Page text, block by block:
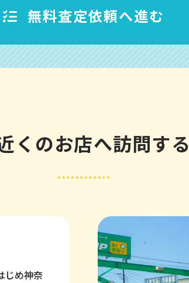
無料査定依頼へ進む
くのお店へ訪問する
じめ神奈